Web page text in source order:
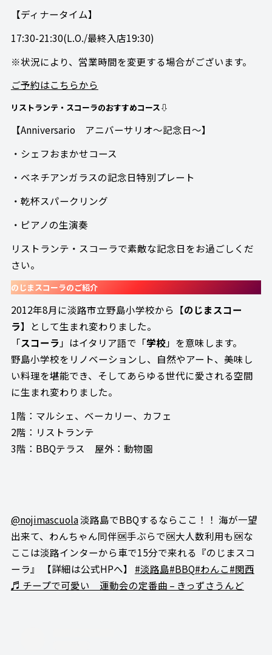
【ディナータイム】
17:30-21:30(L.O./最終入店19:30)
※状況により、営業時間を変更する場合がございます。
ご予約はこちらから
リストランテ・スコーラのおすすめコース⇩
【Anniversario アニバーサリオ～記念日～】
・シェフおまかせコース
・ベネチアンガラスの記念日特別プレート
・乾杯スパークリング
・ピアノの生演奏
リストランテ・スコーラで素敵な記念日をお過ごしくだ
さい。
のじまスコーラのご紹介
2012年8月に淡路市立野島小学校から【のじまスコー
ラ】として生まれ変わりました。
「スコーラ 」はイタリア語で「学校」を意味します。
野島小学校をリノベーションし、自然やアート、美味し
い料理を堪能でき、そしてあらゆる世代に愛される空間
に生まれ変わりました。
1階：マルシェ、ベーカリー、カフェ
2階：リストランテ
3階：BBQテラス 屋外：動物園
@nojimascuola淡路島でBBQするならここ！！ 海が一望
出来て、わんちゃん同伴🆗手ぶらで🆗大人数利用も🆗な
ここは淡路インターから車で15分で来れる『のじまスコ
ーラ』 【詳細は公式HPへ】 #淡路島#BBQ#わんこ#関西
♬ チープで可愛い 運動会の定番曲 – きっずさうんど